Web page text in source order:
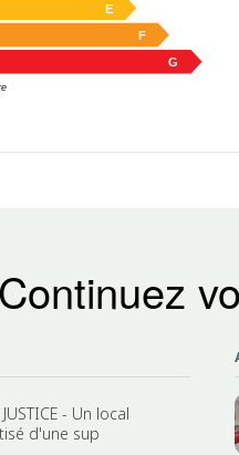
E
F
G
Continuez
JUSTICE - Un local
d'une sup